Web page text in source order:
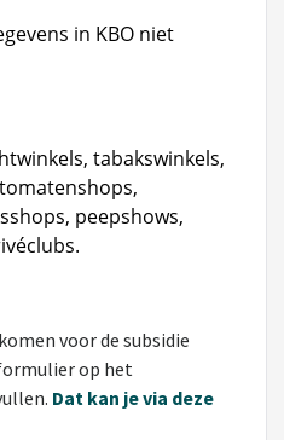
in KBO niet
tabakswinkels,
peepshows,
voor de subsidie
op het
Dat kan je via deze